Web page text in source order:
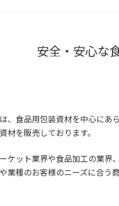
安全・安心な
、食品用包装資材を中心にあ
材を販売しております。
ケット業界や食品加工の業界
業種のお客様のニーズに合う